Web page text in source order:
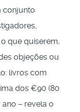
conjunto
que quiserem,
objeções ou
livros com
dos €90 (80
ano – revela o